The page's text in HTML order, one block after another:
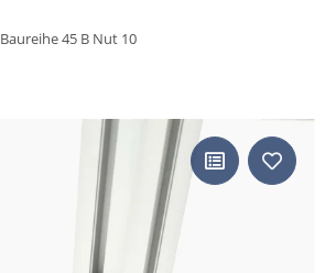
Baureihe 45 B Nut 10